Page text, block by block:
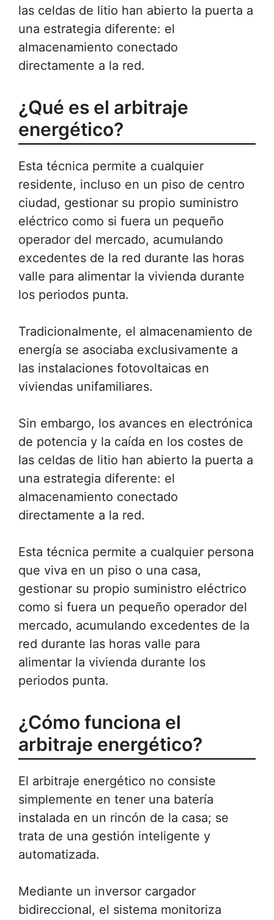
las celdas de litio han abierto la puerta a
una estrategia diferente: el
almacenamiento conectado
directamente a la red.
¿Qué es el arbitraje
energético?
Esta técnica permite a cualquier
residente, incluso en un piso de centro
ciudad, gestionar su propio suministro
eléctrico como si fuera un pequeño
operador del mercado, acumulando
excedentes de la red durante las horas
valle para alimentar la vivienda durante
los periodos punta.
Tradicionalmente, el almacenamiento de
energía se asociaba exclusivamente a
las instalaciones fotovoltaicas en
viviendas unifamiliares.
Sin embargo, los avances en electrónica
de potencia y la caída en los costes de
las celdas de litio han abierto la puerta a
una estrategia diferente: el
almacenamiento conectado
directamente a la red.
Esta técnica permite a cualquier persona
que viva en un piso o una casa,
gestionar su propio suministro eléctrico
como si fuera un pequeño operador del
mercado, acumulando excedentes de la
red durante las horas valle para
alimentar la vivienda durante los
periodos punta.
¿Cómo funciona el
arbitraje energético?
El arbitraje energético no consiste
simplemente en tener una batería
instalada en un rincón de la casa; se
trata de una gestión inteligente y
automatizada.
Mediante un inversor cargador
bidireccional, el sistema monitoriza